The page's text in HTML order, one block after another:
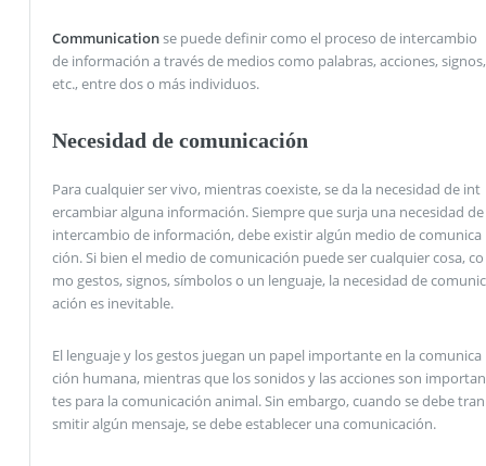
Communicationse puede definir como el proceso de intercambio
de información a través de medios como palabras, acciones, signos,
etc., entre dos o más individuos.
Necesidad de comunicación
Para cualquier ser vivo, mientras coexiste, se da la necesidad de int
ercambiar alguna información. Siempre que surja una necesidad de
intercambio de información, debe existir algún medio de comunica
ción. Si bien el medio de comunicación puede ser cualquier cosa, co
mo gestos, signos, símbolos o un lenguaje, la necesidad de comunic
ación es inevitable.
El lenguaje y los gestos juegan un papel importante en la comunica
ción humana, mientras que los sonidos y las acciones son importan
tes para la comunicación animal. Sin embargo, cuando se debe tran
smitir algún mensaje, se debe establecer una comunicación.